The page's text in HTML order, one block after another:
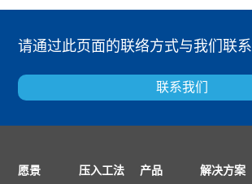
请通过此页面的联络方式与我们联系
联系我们
愿景 压入工法 产品 解决方案